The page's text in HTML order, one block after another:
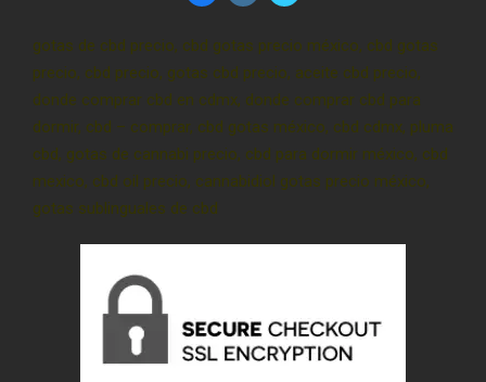
gotas de cbd precio, cbd gotas precio méxico, cbd gotas
precio, cbd precio, gotas cbd precio, aceite cbd precio,
donde comprar cbd en cdmx, donde comprar cbd para
dormir, cbd – comprar, cbd gotas méxico, cbd cdmx, pluma
cbd, gotas de cannabi precio, cbd para dormir méxico, cbd
mexico, cbd oil precio, cannabidiol gotas precio méxico,
gotas sublinguales de cbd